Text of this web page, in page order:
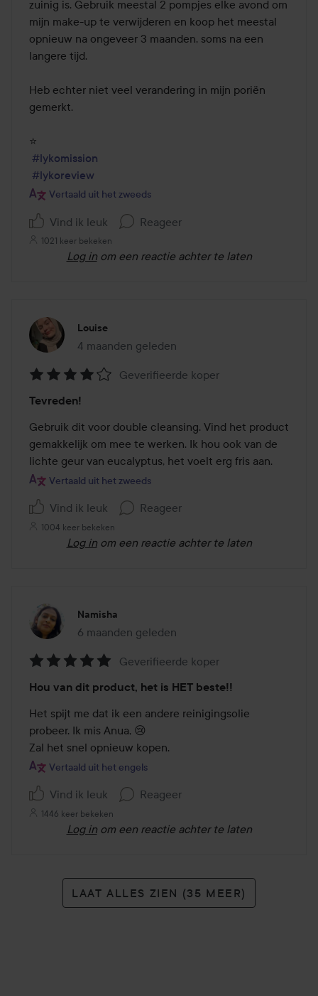
zuinig is. Gebruik meestal 2 pompjes elke avond om
mijn make-up te verwijderen en koop het meestal
opnieuw na ongeveer 3 maanden, soms na een
langere tijd.
Heb echter niet veel verandering in mijn poriën
gemerkt.
⭐️
#lykomission
#lykoreview
Vertaald uit het zweeds
Vind ik leuk Reageer
1021 keer bekeken
Log in om een reactie achter te laten
Louise
4 maanden geleden
Het bericht is gemaakt 4 maanden geleden
4
van
de
5
Geverifieerde koper
Tevreden!
Gebruik dit voor double cleansing. Vind het product
gemakkelijk om mee te werken. Ik hou ook van de
lichte geur van eucalyptus, het voelt erg fris aan.
Vertaald uit het zweeds
Vind ik leuk Reageer
1004 keer bekeken
Log in om een reactie achter te laten
Namisha
6 maanden geleden
Het bericht is gemaakt 6 maanden geleden
5
van
de
5
Geverifieerde koper
Hou van dit product, het is HET beste!!
Het spijt me dat ik een andere reinigingsolie
probeer. Ik mis Anua, 😢
Zal het snel opnieuw kopen.
Vertaald uit het engels
Vind ik leuk Reageer
1446 keer bekeken
Log in om een reactie achter te laten
LAAT ALLES ZIEN (35 MEER)